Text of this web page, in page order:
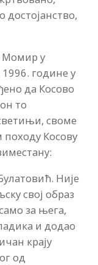
достојанство,
Момир у
1996. године у
да Косово
то
своме
Косову
Није
свој образ
за њега,
и додао
крају
од